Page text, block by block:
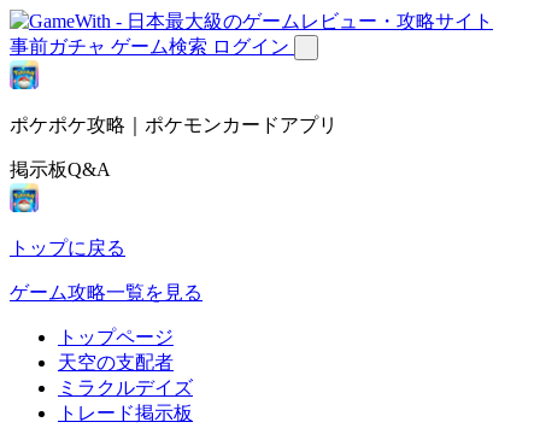
事前ガチャ ゲーム検索 ログイン
ポケポケ攻略｜ポケモンカードアプリ
掲示板Q&A
トップに戻る
ゲーム攻略一覧を見る
トップページ
天空の支配者
ミラクルデイズ
トレード掲示板